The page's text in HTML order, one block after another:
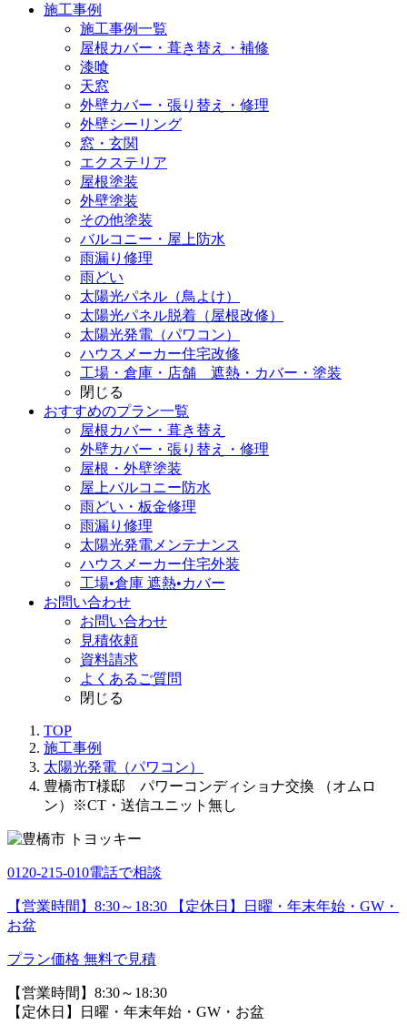
施工事例
施工事例一覧
屋根カバー・葺き替え・補修
漆喰
天窓
外壁カバー・張り替え・修理
外壁シーリング
窓・玄関
エクステリア
屋根塗装
外壁塗装
その他塗装
バルコニー・屋上防水
雨漏り修理
雨どい
太陽光パネル（鳥よけ）
太陽光パネル脱着（屋根改修）
太陽光発電（パワコン）
ハウスメーカー住宅改修
工場・倉庫・店舗 遮熱・カバー・塗装
閉じる
おすすめのプラン一覧
屋根カバー・葺き替え
外壁カバー・張り替え・修理
屋根・外壁塗装
屋上バルコニー防水
雨どい・板金修理
雨漏り修理
太陽光発電メンテナンス
ハウスメーカー住宅外装
工場•倉庫 遮熱•カバー
お問い合わせ
お問い合わせ
見積依頼
資料請求
よくあるご質問
閉じる
TOP
施工事例
太陽光発電（パワコン）
豊橋市T様邸 パワーコンディショナ交換 （オムロ
ン）※CT・送信ユニット無し
0120-215-010電話で相談
【営業時間】8:30～18:30 【定休日】日曜・年末年始・GW・
お盆
プラン価格 無料で見積
【営業時間】8:30～18:30
【定休日】日曜・年末年始・GW・お盆